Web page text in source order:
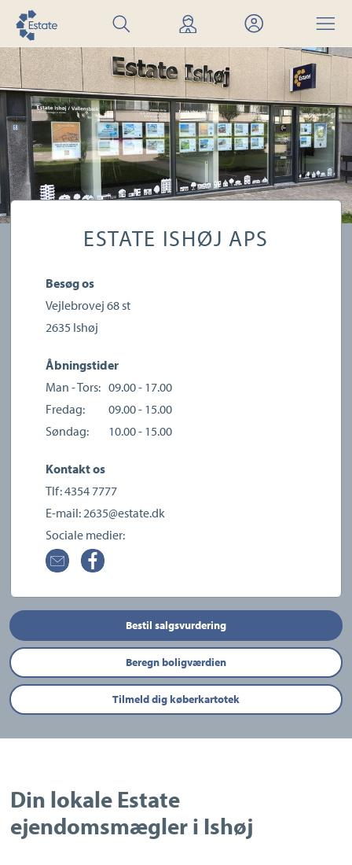
Søg
bolig
Find
mægler
Mit
Estate
Menu
ESTATE ISHØJ APS
Besøg os
Vejlebrovej 68 st
2635 Ishøj
Åbningstider
Man - Tors: 09.00 - 17.00
Fredag:
09.00 - 15.00
Søndag:
10.00 - 15.00
Kontakt os
Tlf:4354 7777
E-mail:2635@estate.dk
Sociale medier:
Bestil salgsvurdering
Beregn boligværdien
Tilmeld dig køberkartotek
Din lokale Estate
ejendomsmægler i Ishøj